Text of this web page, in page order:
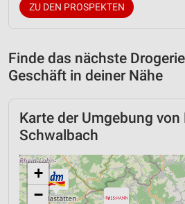
ZU DEN PROSPEKTEN
Finde das nächste
Geschäft in deiner Nähe
Karte der Umgebung von
Schwalbach
+
−